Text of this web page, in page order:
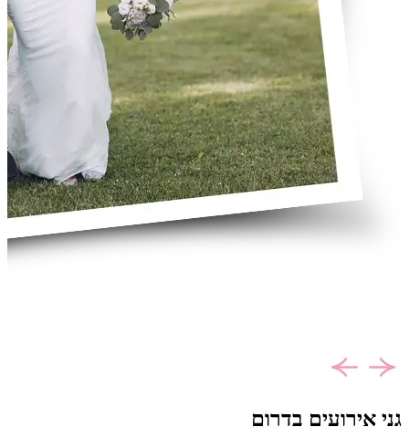
גני אירועים בדרום